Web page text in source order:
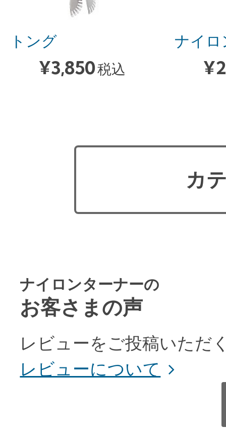
トング
¥3,850税込
ナイロ
¥
カ
ナイロンターナーの
お客さまの声
レビューをご投稿いただ
レビューについて